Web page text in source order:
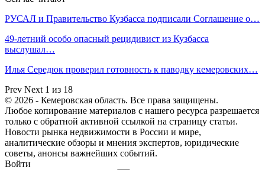
РУСАЛ и Правительство Кузбасса подписали Соглашение о…
49-летний особо опасный рецидивист из Кузбасса
выслушал…
Илья Середюк проверил готовность к паводку кемеровских…
Prev Next 1 из 18
© 2026 - Кемеровская область. Все права защищены.
Любое копирование материалов с нашего ресурса разрешается
только с обратной активной ссылкой на страницу статьи.
Новости рынка недвижимости в России и мире,
аналитические обзоры и мнения экспертов, юридические
советы, анонсы важнейших событий.
Войти